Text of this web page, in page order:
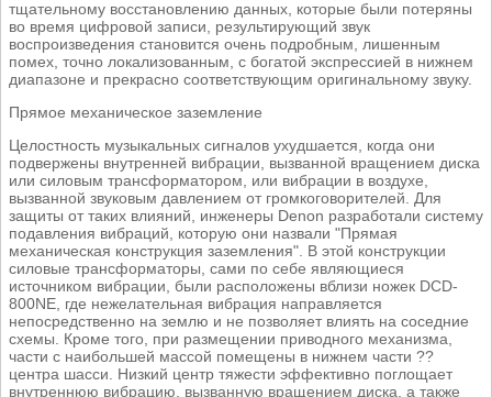
тщательному восстановлению данных, которые были потеряны
во время цифровой записи, результирующий звук
воспроизведения становится очень подробным, лишенным
помех, точно локализованным, с богатой экспрессией в нижнем
диапазоне и прекрасно соответствующим оригинальному звуку.
Прямое механическое заземление
Целостность музыкальных сигналов ухудшается, когда они
подвержены внутренней вибрации, вызванной вращением диска
или силовым трансформатором, или вибрации в воздухе,
вызванной звуковым давлением от громкоговорителей. Для
защиты от таких влияний, инженеры Denon разработали систему
подавления вибраций, которую они назвали "Прямая
механическая конструкция заземления". В этой конструкции
силовые трансформаторы, сами по себе являющиеся
источником вибрации, были расположены вблизи ножек DCD-
800NE, где нежелательная вибрация направляется
непосредственно на землю и не позволяет влиять на соседние
схемы. Кроме того, при размещении приводного механизма,
части с наибольшей массой помещены в нижнем части ??
центра шасси. Низкий центр тяжести эффективно поглощает
внутреннюю вибрацию, вызванную вращением диска, а также